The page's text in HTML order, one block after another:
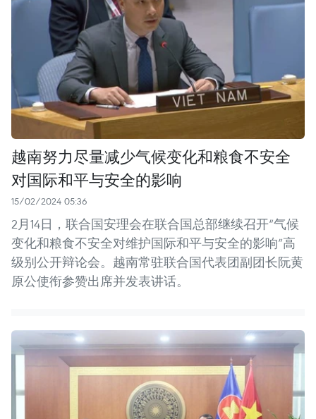
越南努力尽量减少气候变化和粮食不安全
对国际和平与安全的影响
15/02/2024 05:36
2月14日，联合国安理会在联合国总部继续召开“气候
变化和粮食不安全对维护国际和平与安全的影响”高
级别公开辩论会。越南常驻联合国代表团副团长阮黄
原公使衔参赞出席并发表讲话。